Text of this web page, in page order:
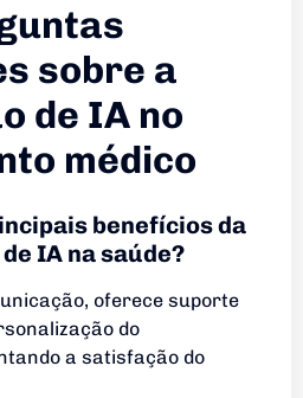
sobre a
de IA no
médico
benefícios da
IA na saúde?
oferece suporte
do
a satisfação do